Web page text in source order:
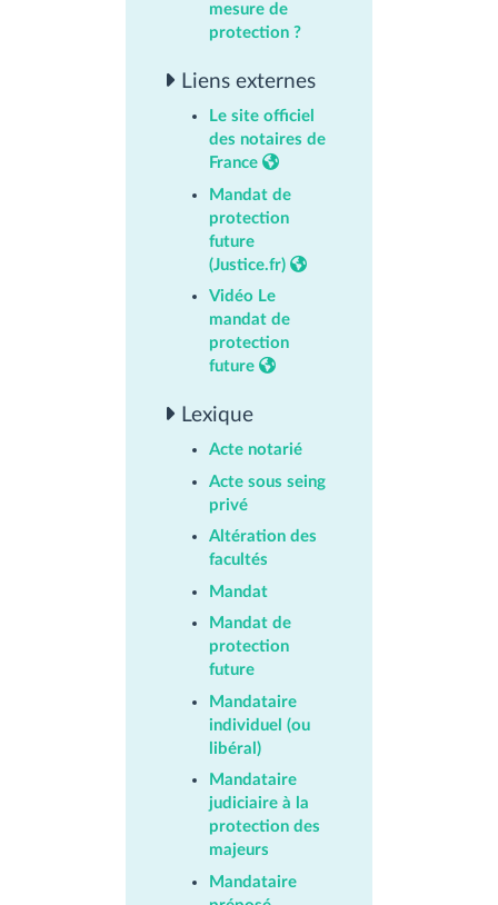
mesure de
protection ?
Liens externes
Le site officiel
des notaires de
France
Mandat de
protection
future
(Justice.fr)
Vidéo Le
mandat de
protection
future
Lexique
Acte notarié
Acte sous seing
privé
Altération des
facultés
Mandat
Mandat de
protection
future
Mandataire
individuel (ou
libéral)
Mandataire
judiciaire à la
protection des
majeurs
Mandataire